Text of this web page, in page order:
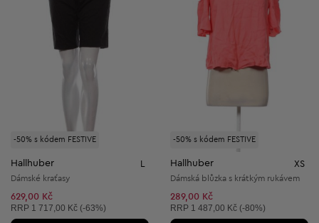
-50% s kódem FESTIVE
Hallhuber
Dámské kraťasy
629,00 Kč
Doporučená cena:
RRP 1 717,00 Kč (-63%)
-50% s kódem FESTIVE
Hallhuber XS
Dámská blůzka s krátkým rukávem
289,00 Kč
Doporučená cena:
RRP 1 487,00 Kč (-80%)